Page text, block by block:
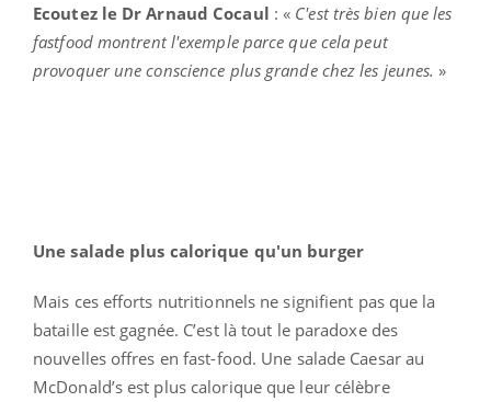
Ecoutez le Dr Arnaud Cocaul : « C'est très bien que les
fastfood montrent l'exemple parce que cela peut
provoquer une conscience plus grande chez les jeunes. »
Une salade plus calorique qu'un burger
Mais ces efforts nutritionnels ne signifient pas que la
bataille est gagnée. C’est là tout le paradoxe des
nouvelles offres en fast-food. Une salade Caesar au
McDonald’s est plus calorique que leur célèbre